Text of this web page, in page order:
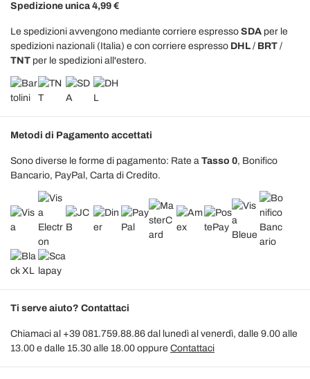
Spedizione unica 4,99 €
Le spedizioni avvengono mediante corriere espresso SDA per le
spedizioni nazionali (Italia) e con corriere espresso DHL / BRT /
TNT per le spedizioni all'estero.
Metodi di Pagamento accettati
Sono diverse le forme di pagamento: Rate a Tasso 0, Bonifico
Bancario, PayPal, Carta di Credito.
Ti serve aiuto? Contattaci
Chiamaci al +39 081.759.88.86 dal lunedì al venerdì, dalle 9.00 alle
13.00 e dalle 15.30 alle 18.00 oppure Contattaci